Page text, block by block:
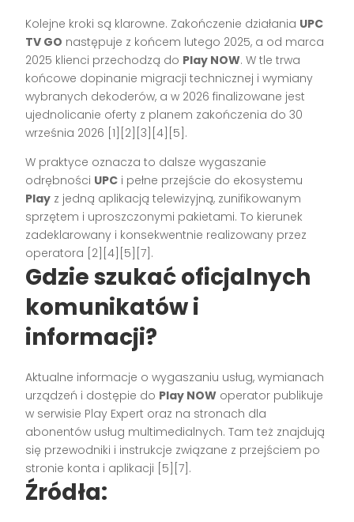
Kolejne kroki są klarowne. Zakończenie działania UPC
TV GO następuje z końcem lutego 2025, a od marca
2025 klienci przechodzą do Play NOW. W tle trwa
końcowe dopinanie migracji technicznej i wymiany
wybranych dekoderów, a w 2026 finalizowane jest
ujednolicanie oferty z planem zakończenia do 30
września 2026 [1][2][3][4][5].
W praktyce oznacza to dalsze wygaszanie
odrębności UPC i pełne przejście do ekosystemu
Play z jedną aplikacją telewizyjną, zunifikowanym
sprzętem i uproszczonymi pakietami. To kierunek
zadeklarowany i konsekwentnie realizowany przez
operatora [2][4][5][7].
Gdzie szukać oficjalnych
komunikatów i
informacji?
Aktualne informacje o wygaszaniu usług, wymianach
urządzeń i dostępie do Play NOW operator publikuje
w serwisie Play Expert oraz na stronach dla
abonentów usług multimedialnych. Tam też znajdują
się przewodniki i instrukcje związane z przejściem po
stronie konta i aplikacji [5][7].
Źródła: